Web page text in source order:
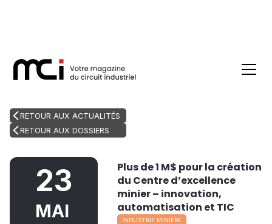
RETOUR AUX ACTUALITÉS
RETOUR AUX DOSSIERS
23
MAI
Plus de 1 M$ pour la création
du Centre d’excellence
minier – innovation,
automatisation et TIC
INDUSTRIE MINIÈRE